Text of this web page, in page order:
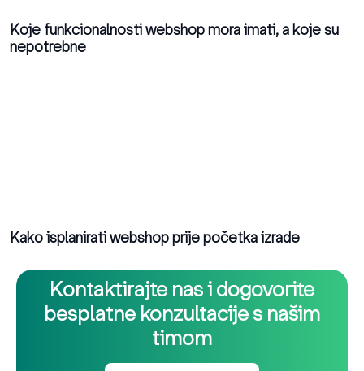
Koje funkcionalnosti webshop mora imati, a koje su
nepotrebne
Kako isplanirati webshop prije početka izrade
Kontaktirajte nas i dogovorite
besplatne konzultacije s našim
timom